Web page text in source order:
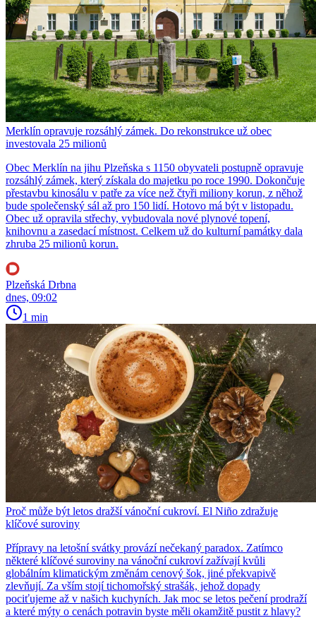
Merklín opravuje rozsáhlý zámek. Do rekonstrukce už obec
investovala 25 milionů
Obec Merklín na jihu Plzeňska s 1150 obyvateli postupně opravuje
rozsáhlý zámek, který získala do majetku po roce 1990. Dokončuje
přestavbu kinosálu v patře za více než čtyři miliony korun, z něhož
bude společenský sál až pro 150 lidí. Hotovo má být v listopadu.
Obec už opravila střechy, vybudovala nové plynové topení,
knihovnu a zasedací místnost. Celkem už do kulturní památky dala
zhruba 25 milionů korun.
Plzeňská Drbna
dnes, 09:02
1 min
Proč může být letos dražší vánoční cukroví. El Niño zdražuje
klíčové suroviny
Přípravy na letošní svátky provází nečekaný paradox. Zatímco
některé klíčové suroviny na vánoční cukroví zažívají kvůli
globálním klimatickým změnám cenový šok, jiné překvapivě
zlevňují. Za vším stojí tichomořský strašák, jehož dopady
pociťujeme až v našich kuchyních. Jak moc se letos pečení prodraží
a které mýty o cenách potravin byste měli okamžitě pustit z hlavy?